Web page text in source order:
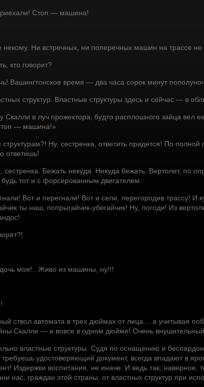
Стоп — машина!
Ни встречных, ни поперечных машин на трассе не
кто говорит?
Вашингтонское время — два часа сорок минут
структур. Властные структуры здесь и сейчас — в
в луч прожектора, будто расплошного зайца вел ее
— машина!»
Ну, сестренка, ответить придется! По
ответишь!
сестренка. Бежать некуда. Некуда бежать. Вертолет, по
тот и с форсированным двигателем.
Вот и перегнали! Вот и сели, перегородив трассу! И
ты наш, попрыгайчик-убегайчик! Ну, погоди! Из
моя!.. Живо из машины, ну!!!
ствол автомата в трех дюймах от лица… а учитывая
Скалли — и вовсе в одном дюйме! Очень
властные структуры. Судя по оснащению и
требуешь удостоверяющий документ, всегда впадают в
Издержки воспитания, не иначе. И ведь так, наверное,
нас, граждан этой страны, от властных структур при